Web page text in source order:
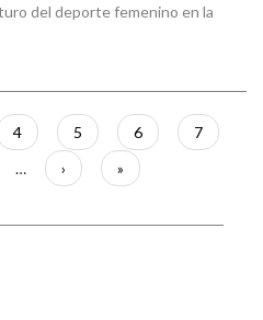
del deporte femenino en la
Página
4 Página
5 Página
6 Página
7
…
Siguiente
página
›
Última
página
»